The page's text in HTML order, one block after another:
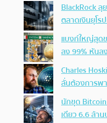
BlackRock
ตลาดเงินยุโ
แบงก์ใหญ่สุด
ลง 99% หันล
Charles
ลั่นต้องการพ
นักขุด
เดียว 6.6 ล้า